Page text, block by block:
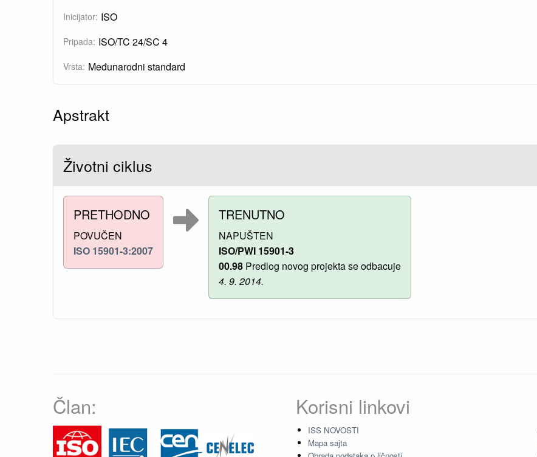
Inicijator: ISO
Pripada: ISO/TC 24/SC 4
Vrsta: Međunarodni standard
Apstrakt
Životni ciklus
PRETHODNO
POVUČEN
ISO 15901-3:2007
TRENUTNO
NAPUŠTEN
ISO/PWI 15901-3
00.98 Predlog novog projekta se odbacuje
4. 9. 2014.
Član: Korisni linkovi
ISS NOVOSTI
Mapa sajta